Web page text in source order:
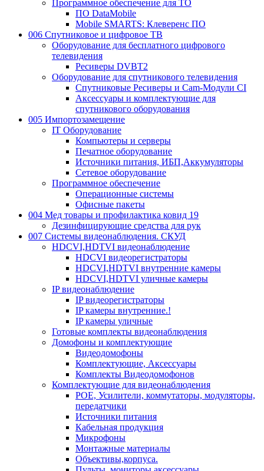
Программное обеспечение для ТО
ПО DataMobile
Mobile SMARTS: Клеверенс ПО
006 Спутниковое и цифровое ТВ
Оборудование для бесплатного цифрового
телевидения
Ресиверы DVBT2
Оборудование для спутникового телевидения
Спутниковые Ресиверы и Cam-Модули CI
Аксессуары и комплектующие для
спутникового оборудования
005 Импортозамещение
IT Оборудование
Компьютеры и серверы
Печатное оборудование
Источники питания, ИБП,Аккумуляторы
Сетевое оборудование
Программное обеспечение
Операционные системы
Офисные пакеты
004 Мед товары и профилактика ковид 19
Дезинфицирующие средства для рук
007 Системы видеонаблюдения. СКУД
HDCVI,HDTVI видеонаблюдение
HDCVI видеорегистраторы
HDCVI,HDTVI внутренние камеры
HDCVI,HDTVI уличные камеры
IP видеонаблюдение
IP видеорегистраторы
IP камеры внутренние.!
IP камеры уличные
Готовые комплекты видеонаблюдения
Домофоны и комплектующие
Видеодомофоны
Комплектующие, Аксессуары
Комплекты Видеодомофонов
Комплектующие для видеонаблюдения
POE, Усилители, коммутаторы, модуляторы,
передатчики
Источники питания
Кабельная продукция
Микрофоны
Монтажные материалы
Объективы,корпуса.